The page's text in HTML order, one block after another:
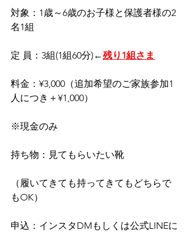
対象：1歳～6歳のお子様と保護者様の2
名1組
定 員：3組(1組60分)←残り1組さま
料金：¥3,000（追加希望のご家族参加1
人につき＋¥1,000）
※現金のみ
持ち物：見てもらいたい靴
（履いてきても持ってきてもどちらで
もOK）
申込：インスタDMもしくは公式LINEに